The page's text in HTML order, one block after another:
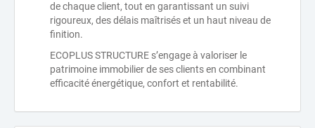
de chaque client, tout en garantissant un suivi
rigoureux, des délais maîtrisés et un haut niveau de
finition.
ECOPLUS STRUCTURE s’engage à valoriser le
patrimoine immobilier de ses clients en combinant
efficacité énergétique, confort et rentabilité.